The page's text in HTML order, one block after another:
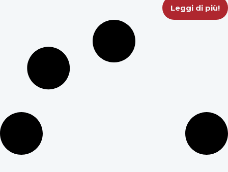
Leggi di più!